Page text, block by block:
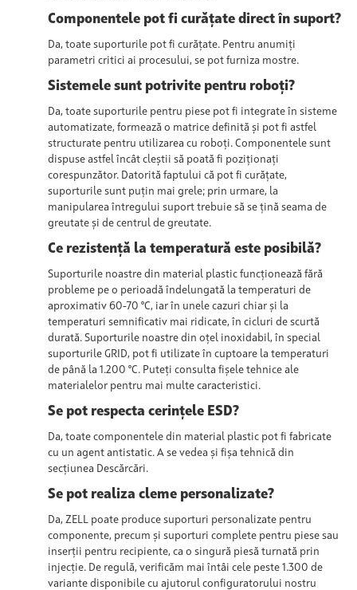
Componentele pot fi curățate direct în suport?
Da, toate suporturile pot fi curățate. Pentru anumiți
parametri critici ai procesului, se pot furniza mostre.
Sistemele sunt potrivite pentru roboți?
Da, toate suporturile pentru piese pot fi integrate în sisteme
automatizate, formează o matrice definită și pot fi astfel
structurate pentru utilizarea cu roboți. Componentele sunt
dispuse astfel încât cleștii să poată fi poziționați
corespunzător. Datorită faptului că pot fi curățate,
suporturile sunt puțin mai grele; prin urmare, la
manipularea întregului suport trebuie să se țină seama de
greutate și de centrul de greutate.
Ce rezistență la temperatură este posibilă?
Suporturile noastre din material plastic funcționează fără
probleme pe o perioadă îndelungată la temperaturi de
aproximativ 60-70 °C, iar în unele cazuri chiar și la
temperaturi semnificativ mai ridicate, în cicluri de scurtă
durată. Suporturile noastre din oțel inoxidabil, în special
suporturile GRID, pot fi utilizate în cuptoare la temperaturi
de până la 1.200 °C. Puteți consulta fișele tehnice ale
materialelor pentru mai multe caracteristici.
Se pot respecta cerințele ESD?
Da, toate componentele din material plastic pot fi fabricate
cu un agent antistatic. A se vedea și fișa tehnică din
secțiunea Descărcări.
Se pot realiza cleme personalizate?
Da, ZELL poate produce suporturi personalizate pentru
componente, precum și suporturi complete pentru piese sau
inserții pentru recipiente, ca o singură piesă turnată prin
injecție. De regulă, verificăm mai întâi cele peste 1.300 de
variante disponibile cu ajutorul configuratorului nostru